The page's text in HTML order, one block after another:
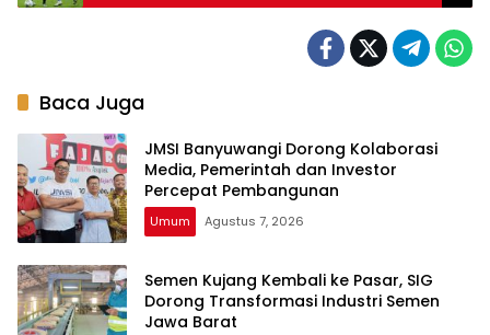
Baca Juga
JMSI Banyuwangi Dorong Kolaborasi
Media, Pemerintah dan Investor
Percepat Pembangunan
Umum Agustus 7, 2026
Semen Kujang Kembali ke Pasar, SIG
Dorong Transformasi Industri Semen
Jawa Barat